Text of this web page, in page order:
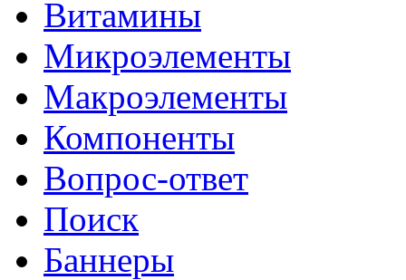
Витамины
Микроэлементы
Макроэлементы
Компоненты
Вопрос-ответ
Поиск
Баннеры